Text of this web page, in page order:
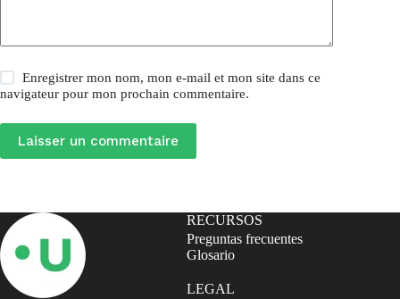
Enregistrer mon nom, mon e-mail et mon site dans ce
navigateur pour mon prochain commentaire.
Laisser un commentaire
RECURSOS
Preguntas frecuentes
Glosario
LEGAL